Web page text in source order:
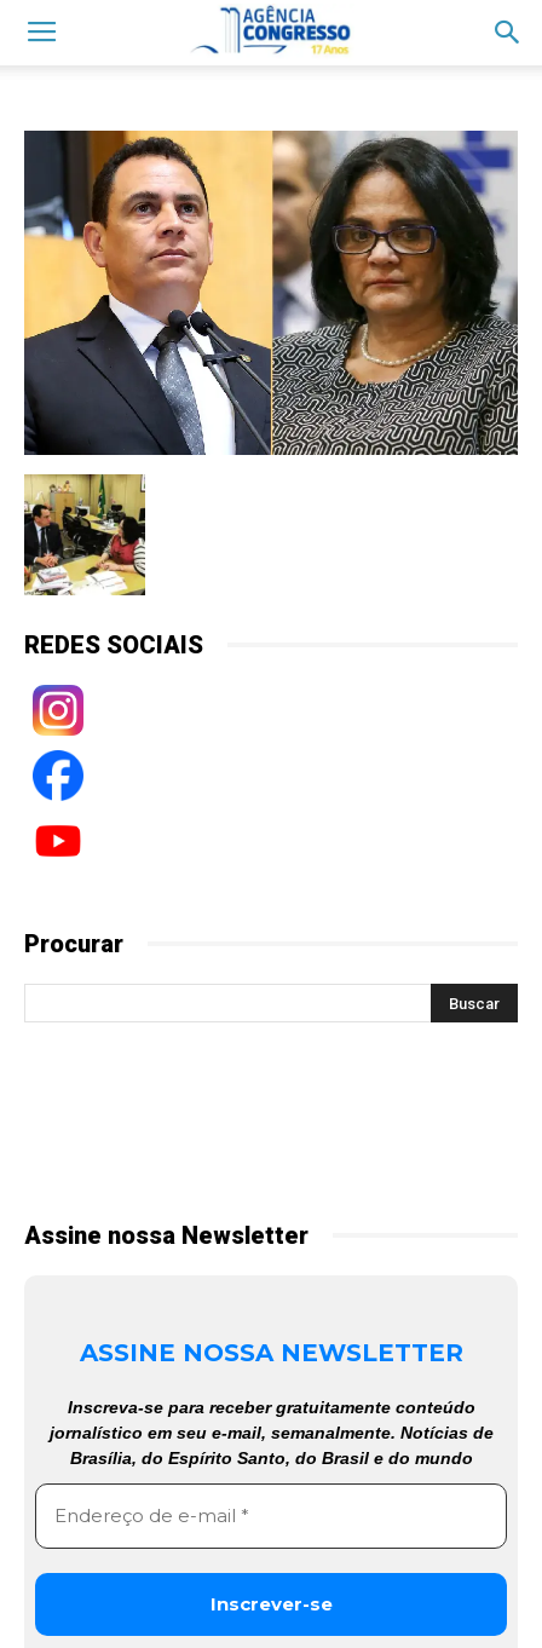
REDES SOCIAIS
Procurar
Assine nossa Newsletter
ASSINE NOSSA NEWSLETTER
Inscreva-se para receber gratuitamente conteúdo
jornalístico em seu e-mail, semanalmente. Notícias de
Brasília, do Espírito Santo, do Brasil e do mundo